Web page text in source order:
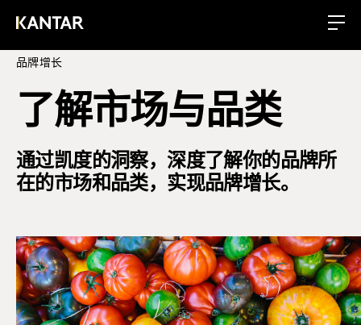
品牌增长
了解市场与品类
通过凯度的洞察，深度了解你的品牌所
在的市场和品类，实现品牌增长。